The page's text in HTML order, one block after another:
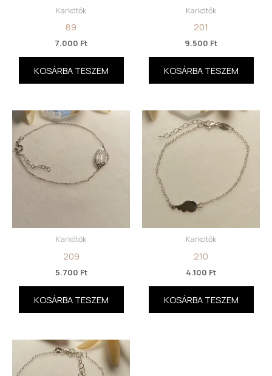
Karkötők
89
7.000 Ft
KOSÁRBA TESZEM
Karkötők
201
9.500 Ft
KOSÁRBA TESZEM
Karkötők
209
5.700 Ft
KOSÁRBA TESZEM
Karkötők
210
4.100 Ft
KOSÁRBA TESZEM